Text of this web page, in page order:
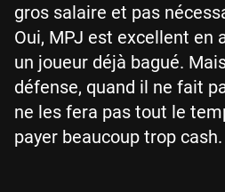
gros salaire et pas
Oui, MPJ est excellent en
un joueur déjà bagué.
défense, quand il ne fait
ne les fera pas tout le
payer beaucoup trop cash.